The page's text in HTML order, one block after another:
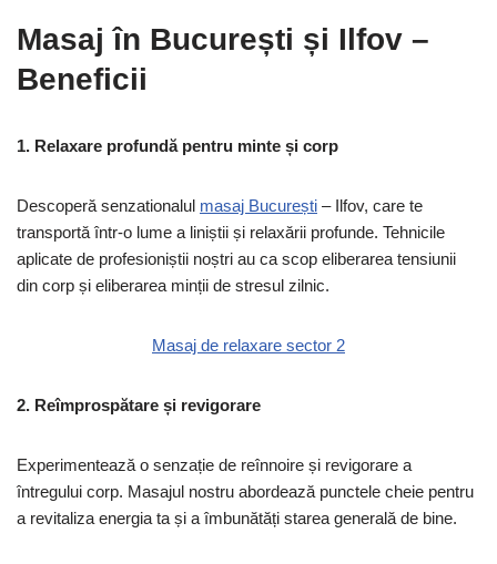
Masaj în București și Ilfov –
Beneficii
1. Relaxare profundă pentru minte și corp
Descoperă senzationalul masaj București – Ilfov, care te
transportă într-o lume a liniștii și relaxării profunde. Tehnicile
aplicate de profesioniștii noștri au ca scop eliberarea tensiunii
din corp și eliberarea minții de stresul zilnic.
Masaj de relaxare sector 2
2. Reîmprospătare și revigorare
Experimentează o senzație de reînnoire și revigorare a
întregului corp. Masajul nostru abordează punctele cheie pentru
a revitaliza energia ta și a îmbunătăți starea generală de bine.